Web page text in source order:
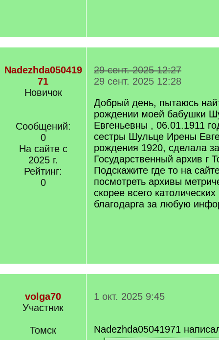
Nadezhda050419
71
Новичок
Сообщений:
0
На сайте с
2025 г.
Рейтинг:
0
29 сент. 2025 12:27
29 сент. 2025 12:28
Добрый день, пытаюсь
рождении моей бабушки
Евгеньевны , 06.01.1911
сестры Шульце Ирены
рождения 1920, сделала
Государственный архив г
Подскажите где то на
посмотреть архивы
скорее всего
благодарга за любую
volga70
Участник
Томск
1 окт. 2025 9:45
Nadezhda05041971